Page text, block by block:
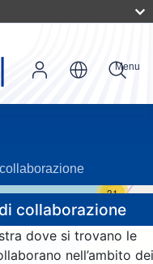
Menu
collaborazione
dove si trovano le
nell’ambito dei
31